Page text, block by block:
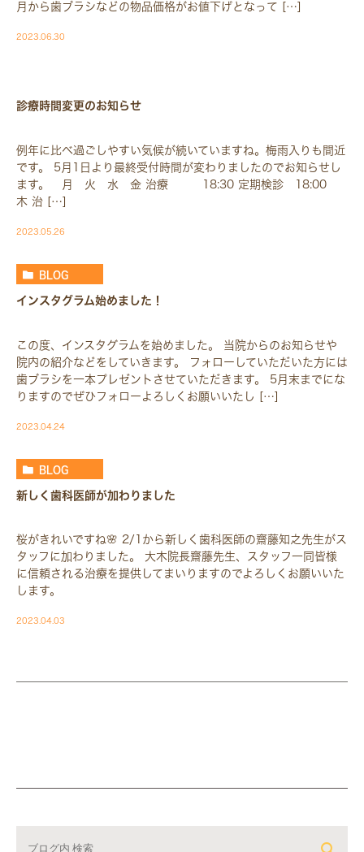
月から歯ブラシなどの物品価格がお値下げとなって […]
2023.06.30
診療時間変更のお知らせ
例年に比べ過ごしやすい気候が続いていますね。梅雨入りも間近
です。 5月1日より最終受付時間が変わりましたのでお知らせし
ます。 月 火 水 金 治療 18:30 定期検診 18:00
木 治 […]
2023.05.26
BLOG
インスタグラム始めました！
この度、インスタグラムを始めました。 当院からのお知らせや
院内の紹介などをしていきます。 フォローしていただいた方には
歯ブラシを一本プレゼントさせていただきます。 5月末までにな
りますのでぜひフォローよろしくお願いいたし […]
2023.04.24
BLOG
新しく歯科医師が加わりました
桜がきれいですね🌸 2/1から新しく歯科医師の齋藤知之先生がス
タッフに加わりました。 大木院長齋藤先生、スタッフ一同皆様
に信頼される治療を提供してまいりますのでよろしくお願いいた
します。
2023.04.03